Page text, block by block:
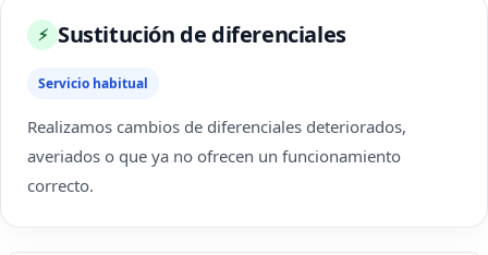
⚡ Sustitución de diferenciales
Servicio habitual
Realizamos cambios de diferenciales deteriorados,
averiados o que ya no ofrecen un funcionamiento
correcto.